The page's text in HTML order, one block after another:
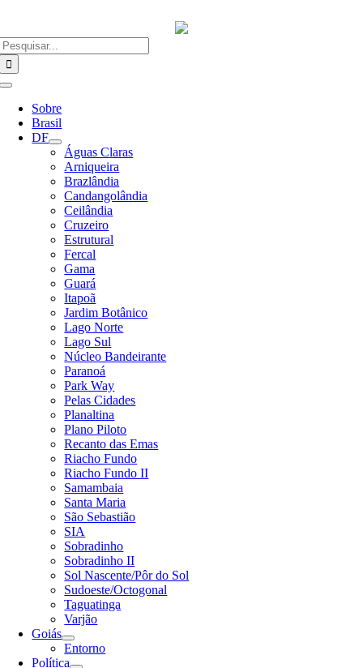
o
conteúdo
Alternar
Navegação
Sobre
Brasil
DF
Águas Claras
Arniqueira
Brazlândia
Candangolândia
Ceilândia
Cruzeiro
Estrutural
Fercal
Gama
Guará
Itapoã
Jardim Botânico
Lago Norte
Lago Sul
Núcleo Bandeirante
Paranoá
Park Way
Pelas Cidades
Planaltina
Plano Piloto
Recanto das Emas
Riacho Fundo
Riacho Fundo II
Samambaia
Santa Maria
São Sebastião
SIA
Sobradinho
Sobradinho II
Sol Nascente/Pôr do Sol
Sudoeste/Octogonal
Taguatinga
Varjão
Goiás
Entorno
Política